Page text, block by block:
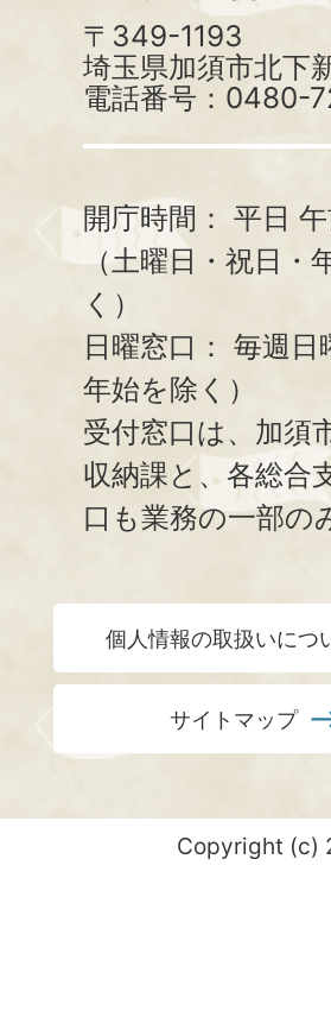
〒349-1193
埼玉県加須市北下
電話番号：0480-
開庁時間： 平日
（土曜日・祝日・
く）
日曜窓口： 毎週日
年始を除く）
受付窓口は、加須
収納課と、 各総合
口も業務の一部の
個人情報の取扱いにつ
サイトマップ
Copyright (c)